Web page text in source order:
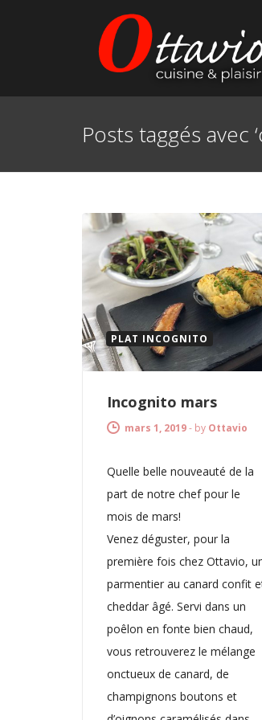
Posts taggés avec
PLAT INCOGNITO
Incognito mars
mars 1, 2019- by Ottavio
Quelle belle nouveauté de la
part de notre chef pour le
mois de mars!
Venez déguster, pour la
première fois chez Ottavio,
parmentier au canard confit
cheddar âgé. Servi dans un
poêlon en fonte bien chaud,
vous retrouverez le mélange
onctueux de canard, de
champignons boutons et